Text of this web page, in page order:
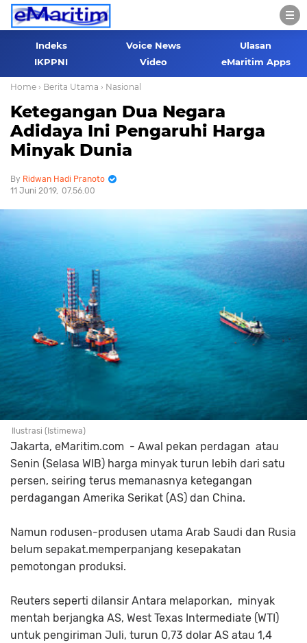
Indeks Voice News
Ulasan
IKPPNI
Video eMaritim Apps
Home › Berita Utama › Nasional
Ketegangan Dua Negara
Adidaya Ini Pengaruhi Harga
Minyak Dunia
Ridwan Hadi Pranoto
11 Juni 2019 07.56.00
Ilustrasi (Istimewa)
Jakarta, eMaritim.com - Awal pekan perdagan atau
Senin (Selasa WIB) harga minyak turun lebih dari satu
persen, seiring terus memanasnya ketegangan
perdagangan Amerika Serikat (AS) dan China.
Namun rodusen-produsen utama Arab Saudi dan Rusia
belum sepakat.memperpanjang kesepakatan
pemotongan produksi.
Reuters seperti dilansir Antara melaporkan, minyak
mentah berjangka AS, West Texas Intermediate (WTI)
untuk pengiriman Juli, turun 0,73 dolar AS atau 1,4